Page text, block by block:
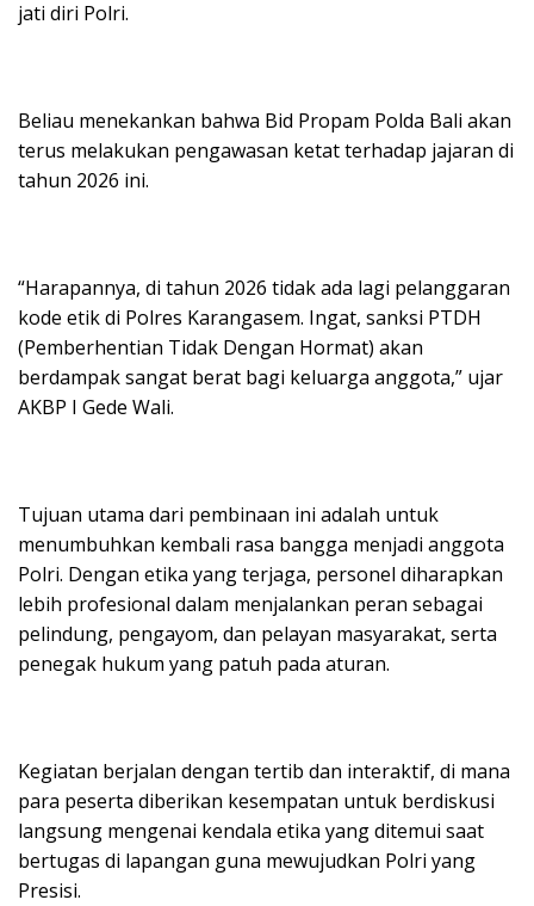
jati diri Polri.
Beliau menekankan bahwa Bid Propam Polda Bali akan
terus melakukan pengawasan ketat terhadap jajaran di
tahun 2026 ini.
“Harapannya, di tahun 2026 tidak ada lagi pelanggaran
kode etik di Polres Karangasem. Ingat, sanksi PTDH
(Pemberhentian Tidak Dengan Hormat) akan
berdampak sangat berat bagi keluarga anggota,” ujar
AKBP I Gede Wali.
Tujuan utama dari pembinaan ini adalah untuk
menumbuhkan kembali rasa bangga menjadi anggota
Polri. Dengan etika yang terjaga, personel diharapkan
lebih profesional dalam menjalankan peran sebagai
pelindung, pengayom, dan pelayan masyarakat, serta
penegak hukum yang patuh pada aturan.
Kegiatan berjalan dengan tertib dan interaktif, di mana
para peserta diberikan kesempatan untuk berdiskusi
langsung mengenai kendala etika yang ditemui saat
bertugas di lapangan guna mewujudkan Polri yang
Presisi.